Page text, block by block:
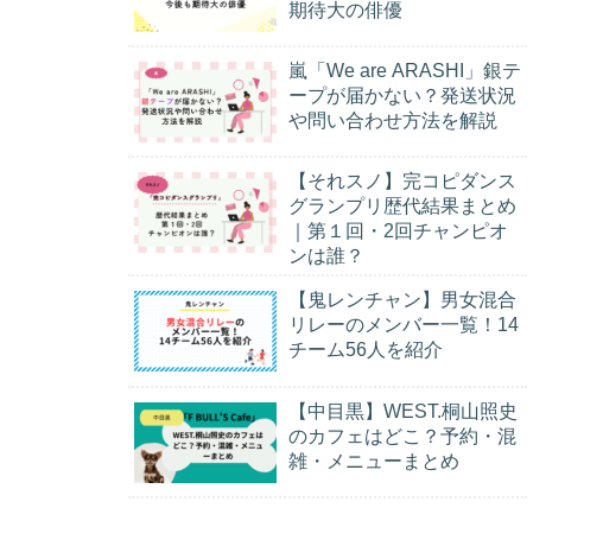
期待大の俳優
嵐「We are ARASHI」銀テ
ープが届かない？発送状況
や問い合わせ方法を解説
【それスノ】完コピダンス
グランプリ歴代結果まとめ
｜第１回・2回チャンピオ
ンは誰？
【鬼レンチャン】男女混合
リレーのメンバー一覧！14
チーム56人を紹介
【中目黒】WEST.桐山照史
のカフェはどこ？予約・混
雑・メニューまとめ